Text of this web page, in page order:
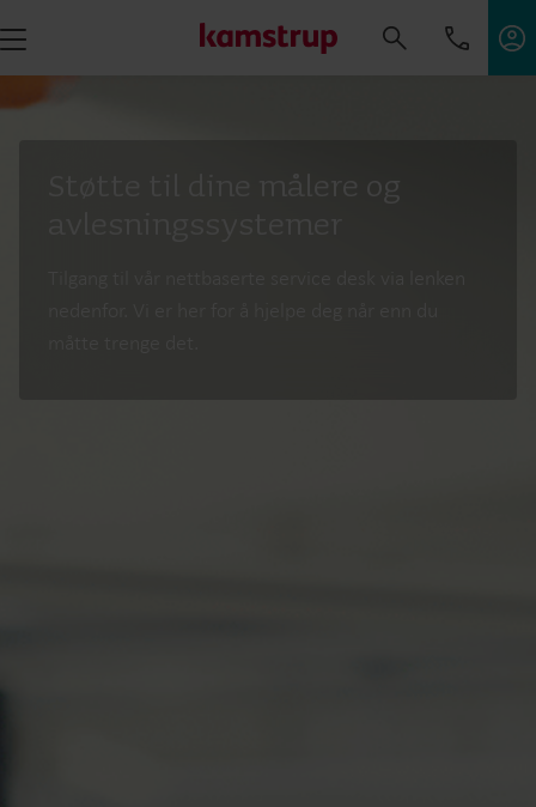
Støtte til dine målere og